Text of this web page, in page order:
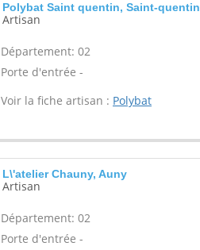
Polybat Saint quentin, Saint-quentin
Artisan
Département: 02
Porte d'entrée -
Voir la fiche artisan : Polybat
L\'atelier Chauny, Auny
Artisan
Département: 02
Porte d'entrée -